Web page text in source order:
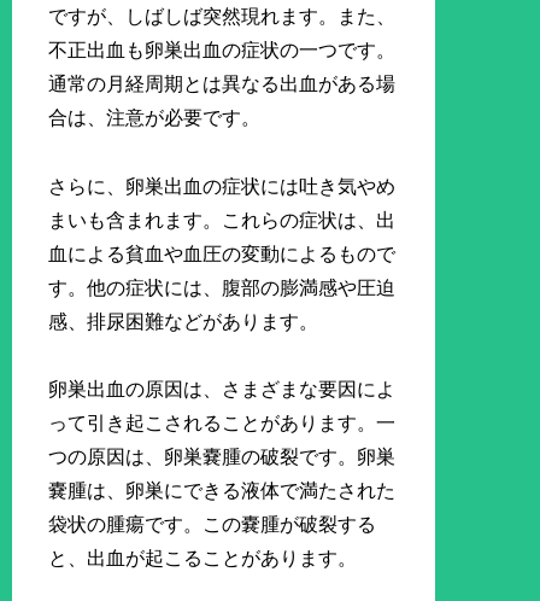
ですが、しばしば突然現れます。また、
不正出血も卵巣出血の症状の一つです。
通常の月経周期とは異なる出血がある場
合は、注意が必要です。
さらに、卵巣出血の症状には吐き気やめ
まいも含まれます。これらの症状は、出
血による貧血や血圧の変動によるもので
す。他の症状には、腹部の膨満感や圧迫
感、排尿困難などがあります。
卵巣出血の原因は、さまざまな要因によ
って引き起こされることがあります。一
つの原因は、卵巣嚢腫の破裂です。卵巣
嚢腫は、卵巣にできる液体で満たされた
袋状の腫瘍です。この嚢腫が破裂する
と、出血が起こることがあります。